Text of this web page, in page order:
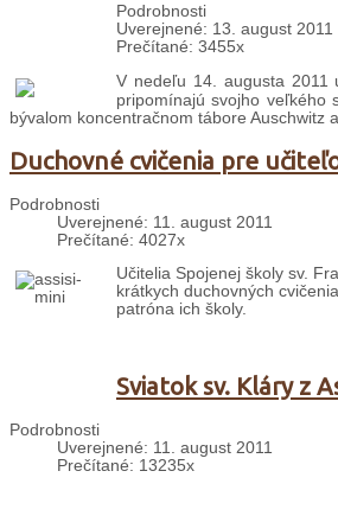
Podrobnosti
Uverejnené: 13. august 2011
Prečítané: 3455x
V nedeľu 14. augusta 2011
pripomínajú svojho veľkého
bývalom koncentračnom tábore Auschwitz
Duchovné cvičenia pre
Podrobnosti
Uverejnené: 11. august 2011
Prečítané: 4027x
Učitelia Spojenej školy sv.
krátkych duchovných
patróna ich školy.
Sviatok sv. Kláry z
Podrobnosti
Uverejnené: 11. august 2011
Prečítané: 13235x